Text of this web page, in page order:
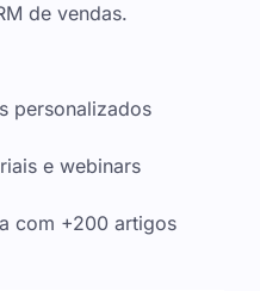
de vendas.
personalizados
e webinars
com +200 artigos